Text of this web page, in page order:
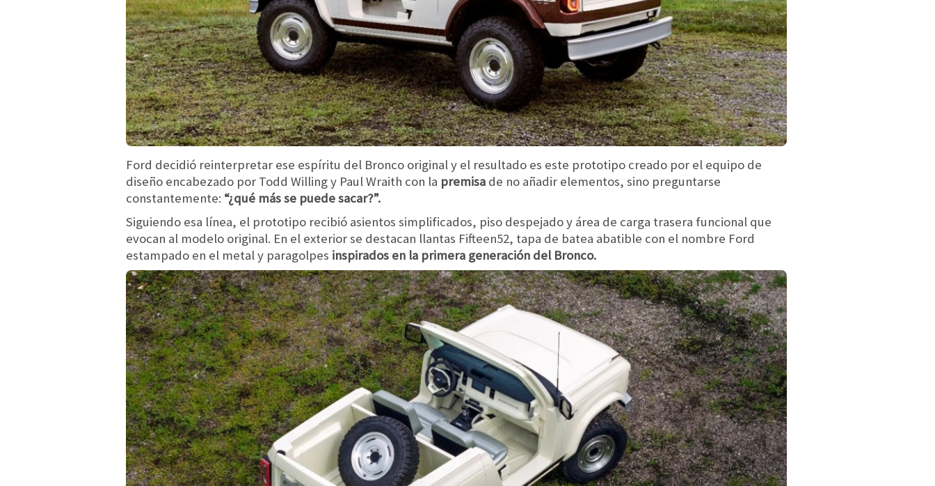
Ford decidió reinterpretar ese espíritu del Bronco original y el resultado es este prototipo creado por el equipo de
diseño encabezado por Todd Willing y Paul Wraith con la premisa de no añadir elementos, sino preguntarse
constantemente: “¿qué más se puede sacar?”.
Siguiendo esa línea, el prototipo recibió asientos simplificados, piso despejado y área de carga trasera funcional que
evocan al modelo original. En el exterior se destacan llantas Fifteen52, tapa de batea abatible con el nombre Ford
estampado en el metal y paragolpes inspirados en la primera generación del Bronco.